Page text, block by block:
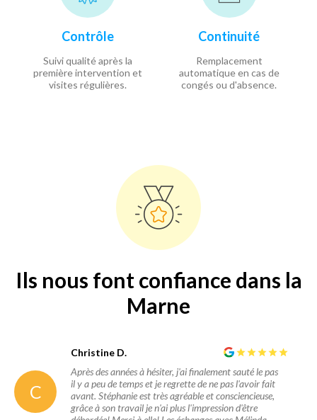
Contrôle
Suivi qualité après la
première intervention et
visites régulières.
Continuité
Remplacement
automatique en cas de
congés ou d'absence.
Ils nous font confiance dans la
Marne
C
Christine D.
Après des années à hésiter, j'ai finalement sauté le pas
il y a peu de temps et je regrette de ne pas l'avoir fait
avant. Stéphanie est très agréable et consciencieuse,
grâce à son travail je n'ai plus l'impression d'être